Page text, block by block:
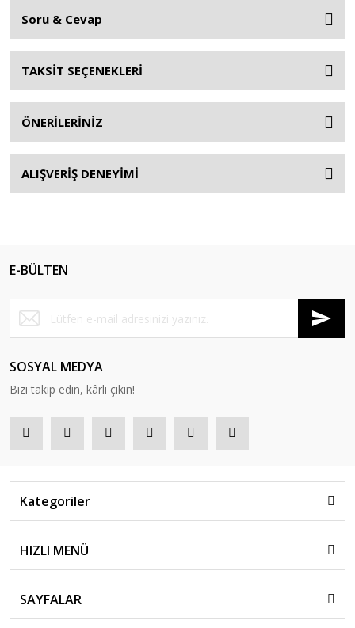
Soru & Cevap
TAKSİT SEÇENEKLERİ
ÖNERİLERİNİZ
ALIŞVERİŞ DENEYİMİ
E-BÜLTEN
SOSYAL MEDYA
Bizi takip edin, kârlı çıkın!
Kategoriler
HIZLI MENÜ
SAYFALAR